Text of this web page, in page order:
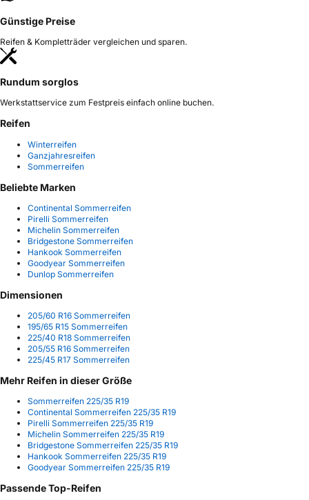
Günstige Preise
Reifen & Kompletträder vergleichen und sparen.
Rundum sorglos
Werkstattservice zum Festpreis einfach online buchen.
Reifen
Winterreifen
Ganzjahresreifen
Sommerreifen
Beliebte Marken
Continental Sommerreifen
Pirelli Sommerreifen
Michelin Sommerreifen
Bridgestone Sommerreifen
Hankook Sommerreifen
Goodyear Sommerreifen
Dunlop Sommerreifen
Dimensionen
205/60 R16 Sommerreifen
195/65 R15 Sommerreifen
225/40 R18 Sommerreifen
205/55 R16 Sommerreifen
225/45 R17 Sommerreifen
Mehr Reifen in dieser Größe
Sommerreifen 225/35 R19
Continental Sommerreifen 225/35 R19
Pirelli Sommerreifen 225/35 R19
Michelin Sommerreifen 225/35 R19
Bridgestone Sommerreifen 225/35 R19
Hankook Sommerreifen 225/35 R19
Goodyear Sommerreifen 225/35 R19
Passende Top-Reifen